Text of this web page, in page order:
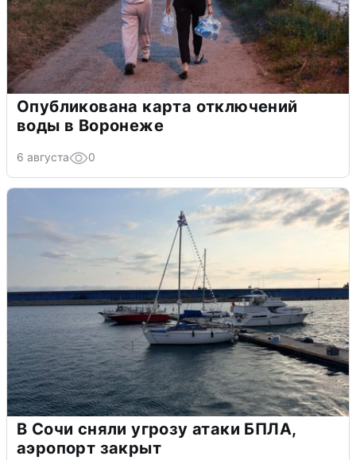
Опубликована карта отключений
воды в Воронеже
6 августа 0
В Сочи сняли угрозу атаки БПЛА,
аэропорт закрыт